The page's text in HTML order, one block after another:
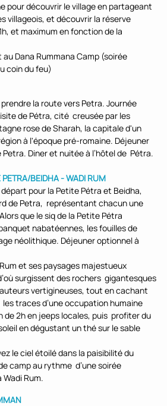
pour découvrir le village en partageant
villageois, et découvrir la réserve
et maximum en fonction de la
Dana Rummana Camp (soirée
coin du feu)
la route vers Petra. Journée
de Pétra, cité creusée par les
rose de Sharah, la capitale d'un
à l'époque pré-romaine. Déjeuner
Diner et nuitée à l’hôtel de Pétra.
BEIDHA - WADI RUM
pour la Petite Pétra et Beidha,
de Petra, représentant chacun une
que le siq de la Petite Pétra
nabatéennes, les fouilles de
néolithique. Déjeuner optionnel à
et ses paysages majestueux
surgissent des rochers gigantesques
vertigineuses, tout en cachant
traces d’une occupation humaine
de 2h en jeeps locales, puis profiter du
en dégustant un thé sur le sable
le ciel étoilé dans la paisibilité du
camp au rythme d’une soirée
Rum.